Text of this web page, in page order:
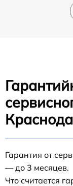
Гарантия от
— до 3 месяцев.
Что считается